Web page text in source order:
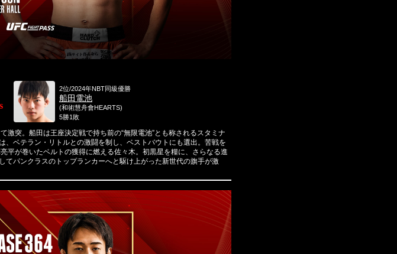
2位/2024年NBT同級優勝
船田電池
(和術慧舟會HEARTS)
5勝1敗
突。船田は王座決定戦で持ち前の“無限電池”とも称されるスタミナ
ベテラン・リトルとの激闘を制し、ベストバウトにも選出。苦戦を
平が巻いたベルトの獲得に燃える佐々木。初黒星を糧に、さらなる進
パンクラスのトップランカーへと駆け上がった新世代の旗手が激